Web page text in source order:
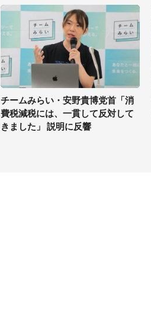
チームみらい・安野貴博党首「消
費税減税には、一貫して反対して
きました」 説明に反響